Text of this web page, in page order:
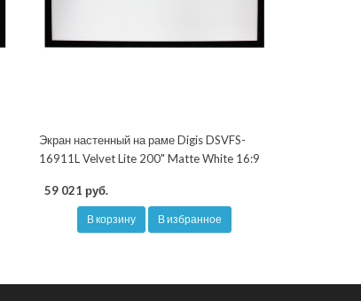
Экран настенный на раме Digis DSVFS-
16911L Velvet Lite 200" Matte White 16:9
59 021 руб.
В корзину В избранное